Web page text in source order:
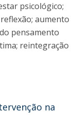
psicológico;
aumento
pensamento
reintegração
na